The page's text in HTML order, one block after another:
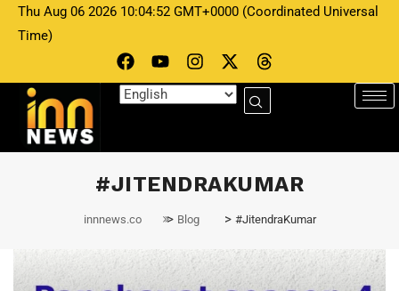
Thu Aug 06 2026 10:04:52 GMT+0000 (Coordinated Universal
Time)
#JITENDRAKUMAR
innnews.co > Blog > #JitendraKumar